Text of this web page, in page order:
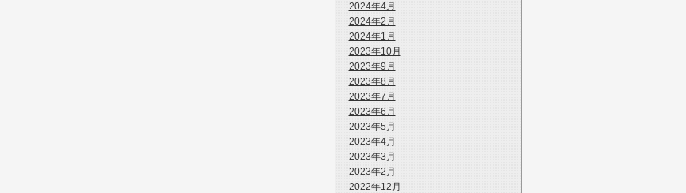
2024年4月
2024年2月
2024年1月
2023年10月
2023年9月
2023年8月
2023年7月
2023年6月
2023年5月
2023年4月
2023年3月
2023年2月
2022年12月